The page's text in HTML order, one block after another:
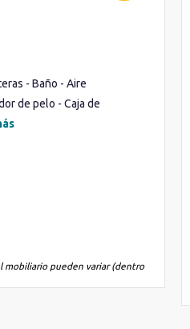
- Baño - Aire
de pelo - Caja de
mobiliario pueden variar (dentro